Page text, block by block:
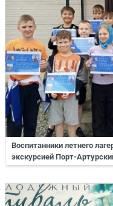
Воспитанники летнего
экскурсией Порт-